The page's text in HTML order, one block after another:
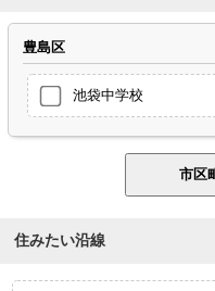
豊島区
池袋中学校
住みたい沿線